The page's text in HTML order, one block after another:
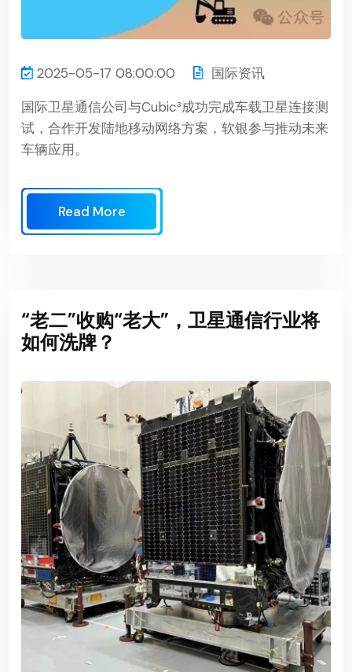
2025-05-17 08:00:00
国际资讯
国际卫星通信公司与Cubic³成功完成车载卫星连接测
试，合作开发陆地移动网络方案，软银参与推动未来
车辆应用。
Read More
“老二”收购“老大”，卫星通信行业将
如何洗牌？